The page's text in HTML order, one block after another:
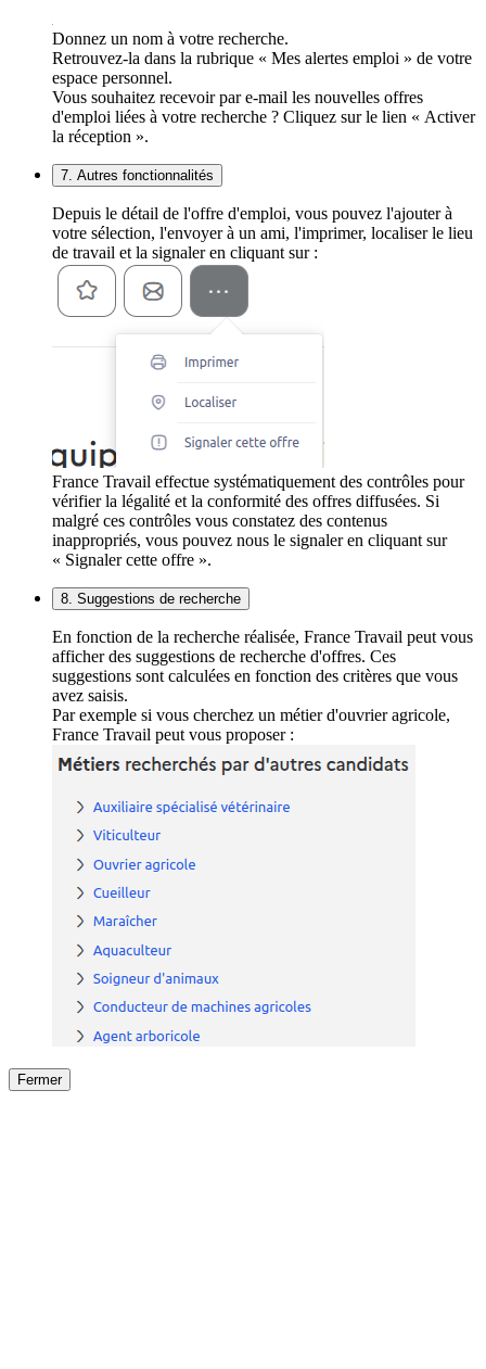
Donnez un nom à votre recherche.
Retrouvez-la dans la rubrique « Mes alertes emploi » de votre
espace personnel.
Vous souhaitez recevoir par e-mail les nouvelles offres
d'emploi liées à votre recherche ? Cliquez sur le lien « Activer
la réception ».
7. Autres fonctionnalités
Depuis le détail de l'offre d'emploi, vous pouvez l'ajouter à
votre sélection, l'envoyer à un ami, l'imprimer, localiser le lieu
de travail et la signaler en cliquant sur :
France Travail effectue systématiquement des contrôles pour
vérifier la légalité et la conformité des offres diffusées. Si
malgré ces contrôles vous constatez des contenus
inappropriés, vous pouvez nous le signaler en cliquant sur
« Signaler cette offre ».
8. Suggestions de recherche
En fonction de la recherche réalisée, France Travail peut vous
afficher des suggestions de recherche d'offres. Ces
suggestions sont calculées en fonction des critères que vous
avez saisis.
Par exemple si vous cherchez un métier d'ouvrier agricole,
France Travail peut vous proposer :
Fermer